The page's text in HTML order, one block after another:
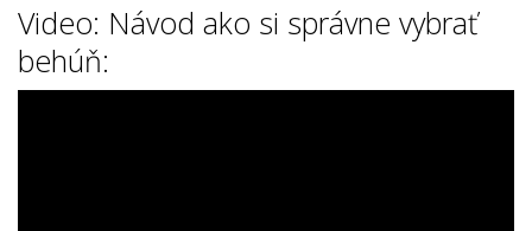
Video: Návod ako si správne vybrať
behúň: